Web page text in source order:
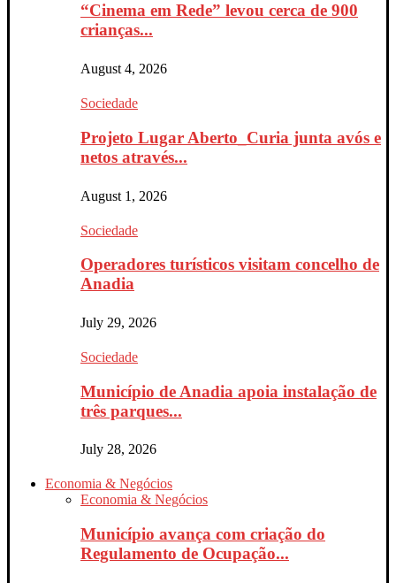
“Cinema em Rede” levou cerca de 900
crianças...
August 4, 2026
Sociedade
Projeto Lugar Aberto_Curia junta avós e
netos através...
August 1, 2026
Sociedade
Operadores turísticos visitam concelho de
Anadia
July 29, 2026
Sociedade
Município de Anadia apoia instalação de
três parques...
July 28, 2026
Economia & Negócios
Economia & Negócios
Município avança com criação do
Regulamento de Ocupação...